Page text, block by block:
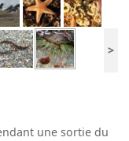
>
une sortie du